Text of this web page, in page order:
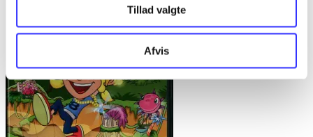
Tillad valgte
Afvis